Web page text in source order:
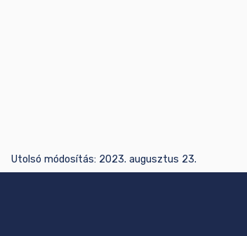
Utolsó módosítás: 2023. augusztus 23.